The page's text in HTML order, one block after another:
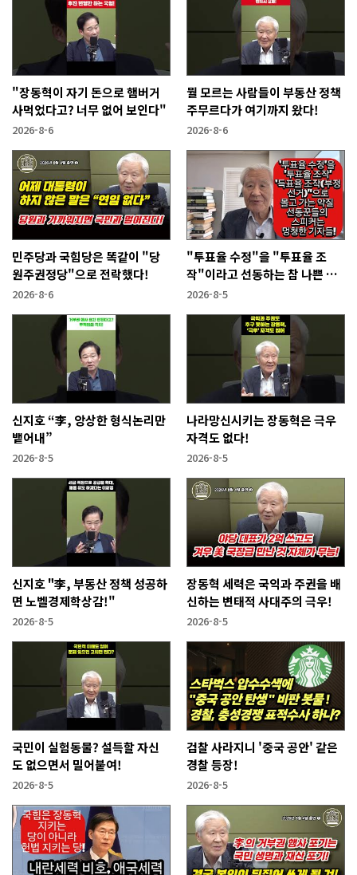
"장동혁이 자기 돈으로 햄버거
사먹었다고? 너무 없어 보인다"
2026-8-6
뭘 모르는 사람들이 부동산 정책
주무르다가 여기까지 왔다!
2026-8-6
민주당과 국힘당은 똑같이 "당
원주권정당"으로 전락했다!
2026-8-6
"투표율 수정"을 "투표율 조
작"이라고 선동하는 참 나쁜 사
람들!
2026-8-5
신지호 “李, 앙상한 형식논리만
뱉어내”
2026-8-5
나라망신시키는 장동혁은 극우
자격도 없다!
2026-8-5
신지호 "李, 부동산 정책 성공하
면 노벨경제학상감!"
2026-8-5
장동혁 세력은 국익과 주권을 배
신하는 변태적 사대주의 극우!
2026-8-5
국민이 실험동물? 설득할 자신
도 없으면서 밀어붙여!
2026-8-5
검찰 사라지니 '중국 공안' 같은
경찰 등장!
2026-8-5